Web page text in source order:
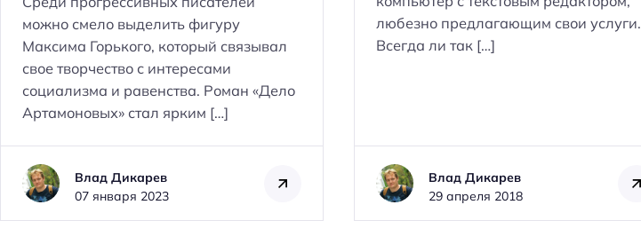
можно смело выделить фигуру
Максима Горького, который связывал
свое творчество с интересами
социализма и равенства. Роман «Дело
Артамоновых» стал ярким […]
Влад Дикарев
07 января 2023
любезно предлагающим свои услуги.
Всегда ли так […]
Влад Дикарев
29 апреля 2018